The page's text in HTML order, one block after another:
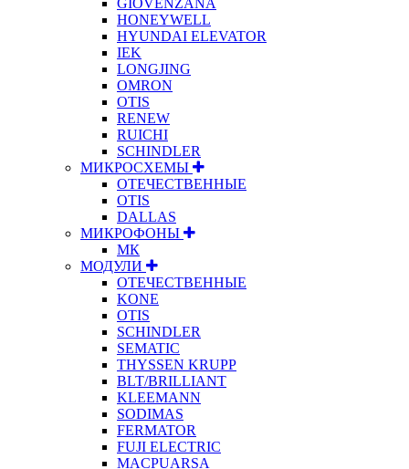
HONEYWELL
HYUNDAI ELEVATOR
IEK
LONGJING
OMRON
OTIS
RENEW
RUICHI
SCHINDLER
МИКРОСХЕМЫ
ОТЕЧЕСТВЕННЫЕ
OTIS
DALLAS
МИКРОФОНЫ
МК
МОДУЛИ
ОТЕЧЕСТВЕННЫЕ
KONE
OTIS
SCHINDLER
SEMATIC
THYSSEN KRUPP
BLT/BRILLIANT
KLEEMANN
SODIMAS
FERMATOR
FUJI ELECTRIC
MACPUARSA